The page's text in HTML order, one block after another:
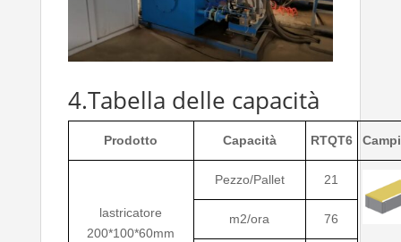
4.Tabella delle capacità
Prodotto Capacità RTQT6
lastricatore
200*100*60mm
Pezzo/Pallet 21
m2/ora 76